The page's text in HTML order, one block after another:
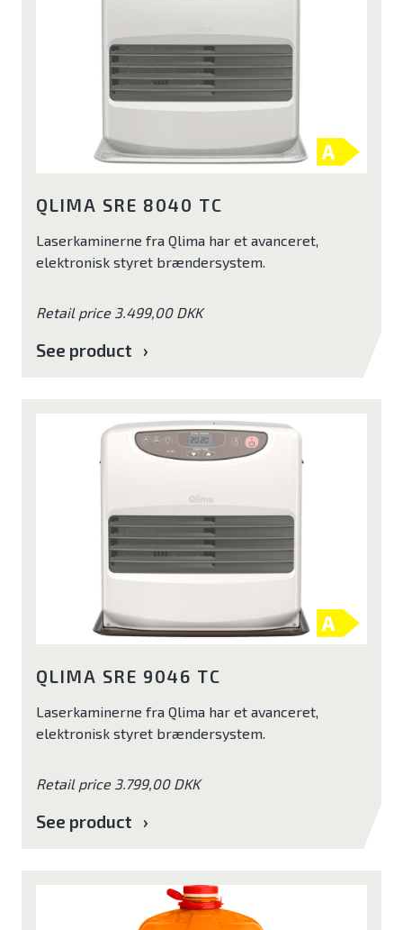
QLIMA SRE 8040 TC
Laserkaminerne fra Qlima har et avanceret,
elektronisk styret brændersystem.
Retail price 3.499,00 DKK
See product
QLIMA SRE 9046 TC
Laserkaminerne fra Qlima har et avanceret,
elektronisk styret brændersystem.
Retail price 3.799,00 DKK
See product